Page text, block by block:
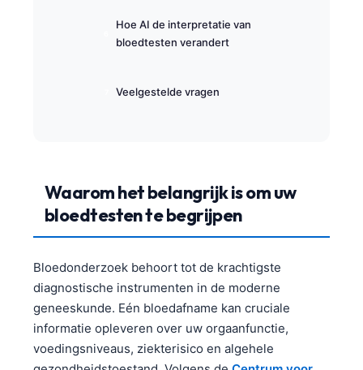
Hoe AI de interpretatie van
bloedtesten verandert
Veelgestelde vragen
Waarom het belangrijk is om uw
bloedtesten te begrijpen
Bloedonderzoek behoort tot de krachtigste
diagnostische instrumenten in de moderne
geneeskunde. Eén bloedafname kan cruciale
informatie opleveren over uw orgaanfunctie,
voedingsniveaus, ziekterisico en algehele